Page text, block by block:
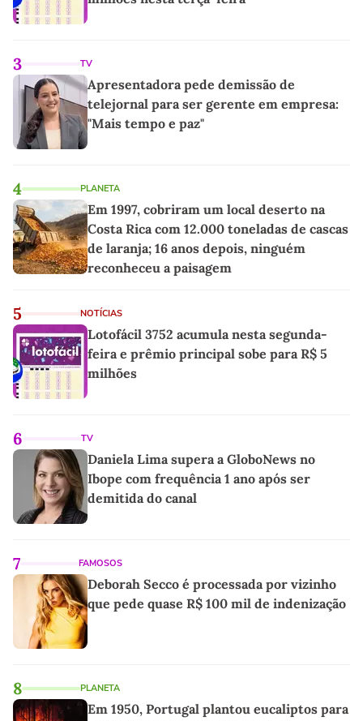
3 TV
Apresentadora pede demissão de
telejornal para ser gerente em empresa:
"Mais tempo e paz"
4 PLANETA
Em 1997, cobriram um local deserto na
Costa Rica com 12.000 toneladas de cascas
de laranja; 16 anos depois, ninguém
reconheceu a paisagem
5 NOTÍCIAS
Lotofácil 3752 acumula nesta segunda-
feira e prêmio principal sobe para R$ 5
milhões
6 TV
Daniela Lima supera a GloboNews no
Ibope com frequência 1 ano após ser
demitida do canal
7 FAMOSOS
Deborah Secco é processada por vizinho
que pede quase R$ 100 mil de indenização
8 PLANETA
Em 1950, Portugal plantou eucaliptos para